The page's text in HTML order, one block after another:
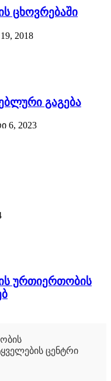
ცხოვრებაში
2018
გაგება
6, 2023
ურთიერთობის
ცენტრი